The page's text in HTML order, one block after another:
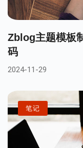
Zblog主题模板
码
2024-11-29
笔记